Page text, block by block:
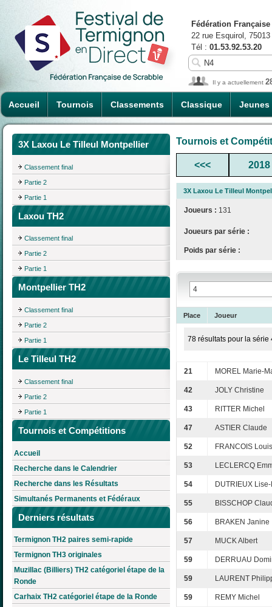
Accueil Tournois Classements Classique Jeunes
Fédération
22 rue Esquirol,
Tél : 01.53.92.53.20
Il y a actuellement
3X Laxou Le Tilleul Montpellier
Classement final
Partie 2
Partie 1
Laxou TH2
Classement final
Partie 2
Partie 1
Montpellier TH2
Classement final
Partie 2
Partie 1
Le Tilleul TH2
Classement final
Partie 2
Partie 1
Tournois et Compétitions
Accueil
Recherche dans le Calendrier
Recherche dans les Résultats
Simultanés Permanents et Fédéraux
Derniers résultats
Termignon TH2 paires semi-rapide
Termignon TH3 originales
Muzillac (Billiers) TH2 catégoriel étape de la
Ronde
Carhaix TH2 catégoriel étape de la Ronde
Tournois et
<<< 2018
3X Laxou Le Tilleul
Joueurs : 131
Joueurs par série :
Poids par série :
Place Joueur
78 résultats pour la série
21 MOREL Marie-
42 JOLY Christine
43 RITTER Michel
47 ASTIER Claude
52 FRANCOIS Louis
53 LECLERCQ
54 DUTRIEUX
55 BISSCHOP
56 BRAKEN Janine
57 MUCK Albert
59 DERRUAU
59 LAURENT
59 REMY Michel